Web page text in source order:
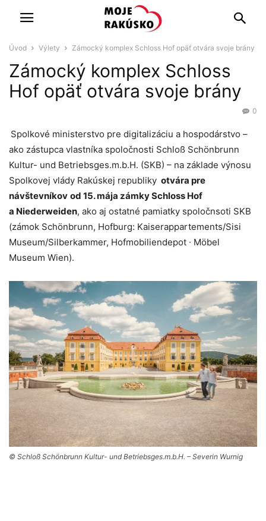
Úvod Výlety Zámocký komplex Schloss Hof opäť otvára svoje brány
Zámocký komplex Schloss
Hof opäť otvára svoje brány
0
Spolkové ministerstvo pre digitalizáciu a hospodárstvo –
ako zástupca vlastníka spoločnosti Schloß Schönbrunn
Kultur- und Betriebsges.m.b.H. (SKB) – na základe výnosu
Spolkovej vlády Rakúskej republiky otvára pre
návštevníkov od 15. mája zámky Schloss Hof
a Niederweiden, ako aj ostatné pamiatky spoločnsoti SKB
(zámok Schönbrunn, Hofburg: Kaiserappartements/Sisi
Museum/Silberkammer, Hofmobiliendepot ∙ Möbel
Museum Wien).
© Schloß Schönbrunn Kultur- und Betriebsges.m.b.H. – Severin Wurnig